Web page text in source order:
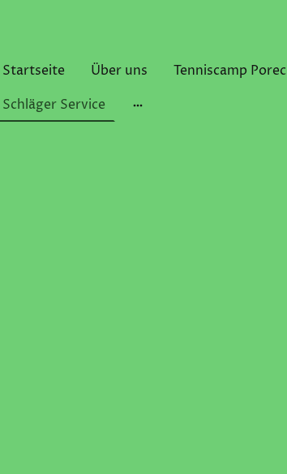
Startseite Über uns Tenniscamp Porec
Schläger Service